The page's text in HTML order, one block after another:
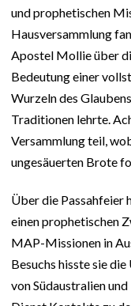
und prophetischen
Hausversammlung
Apostel Mollie über
Bedeutung einer
Wurzeln des
Traditionen lehrte.
Versammlung teil,
ungesäuerten Brote
Über die Passahfeier
einen prophetischen
MAP-Missionen in
Besuchs hisste sie
von Südaustralien